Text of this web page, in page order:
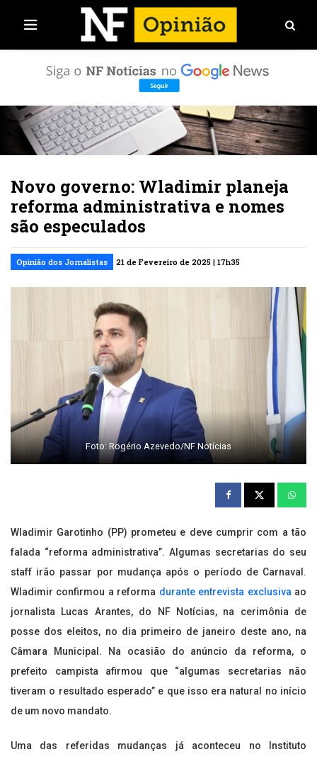
Novo governo: Wladimir planeja
reforma administrativa e nomes
são especulados
Opinião dos Jornalistas 21 de Fevereiro de 2025 | 17h35
Foto: Rogério Azevedo/NF Notícias
Wladimir Garotinho (PP) prometeu e deve cumprir com a tão
falada “reforma administrativa”. Algumas secretarias do seu
staff irão passar por mudança após o período de Carnaval.
Wladimir confirmou a reforma durante entrevista exclusiva ao
jornalista Lucas Arantes, do NF Notícias, na cerimônia de
posse dos eleitos, no dia primeiro de janeiro deste ano, na
Câmara Municipal. Na ocasião do anúncio da reforma, o
prefeito campista afirmou que “algumas secretarias não
tiveram o resultado esperado” e que isso era natural no início
de um novo mandato.
Uma das referidas mudanças já aconteceu no Instituto